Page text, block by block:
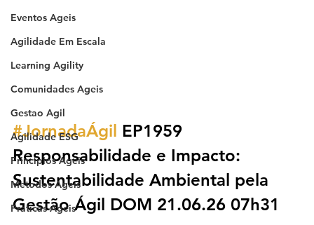
Eventos Ageis
Agilidade Em Escala
Learning Agility
Comunidades Ageis
Gestao Agil
Agilidade ESG
Principios Ageis
Metodos Ageis
Praticas Ageis
#JornadaÁgil EP1959
Responsabilidade e Impacto:
Sustentabilidade Ambiental pela
Gestão Ágil DOM 21.06.26 07h31